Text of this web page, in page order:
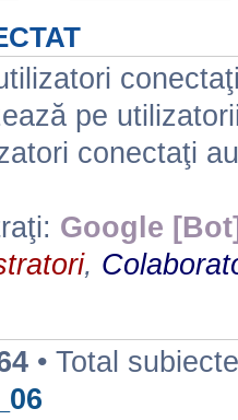
pe
conectaţi
Google
,
• Total